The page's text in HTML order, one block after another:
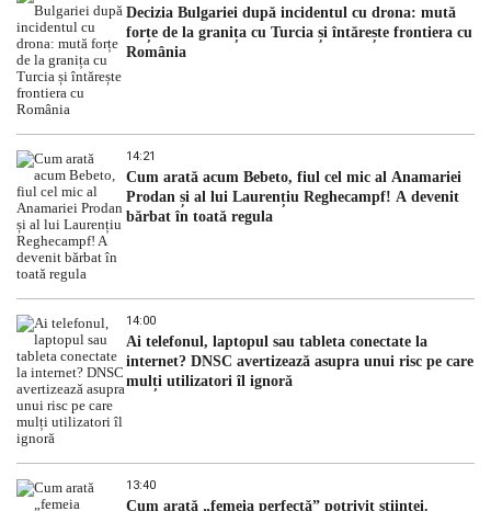
Decizia Bulgariei după incidentul cu drona: mută
forțe de la granița cu Turcia și întărește frontiera cu
România
14:21
Cum arată acum Bebeto, fiul cel mic al Anamariei
Prodan și al lui Laurențiu Reghecampf! A devenit
bărbat în toată regula
14:00
Ai telefonul, laptopul sau tableta conectate la
internet? DNSC avertizează asupra unui risc pe care
mulți utilizatori îl ignoră
13:40
Cum arată „femeia perfectă” potrivit științei.